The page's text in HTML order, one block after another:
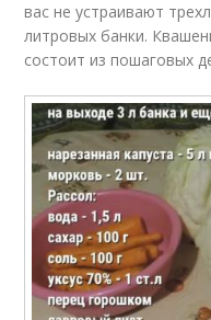
вас не устраивают
литровых банки.
состоит из пошаговых